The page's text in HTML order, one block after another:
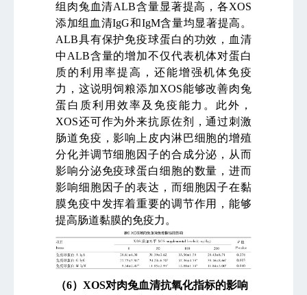
组肉兔血清ALB含量显著提高，各XOS
添加组血清IgG和IgM含量均显著提高。
ALB具有保护免疫球蛋白的功效，血清
中 ALB含量的增加不仅代表机体对蛋白
质的利用率提高，还能增强机体免疫
力，这说明饲粮添加XOS能够改善肉兔
蛋白质利用效率及免疫能力。此外，
XOS还可作为外来抗原佐剂，通过刺激
肠道免疫，影响上皮内淋巴细胞的增殖
分化并调节细胞因子的合成分泌，从而
影响分泌免疫球蛋白细胞的数量，进而
影响细胞因子的表达，而细胞因子在黏
膜免疫中发挥着重要的调节作用，能够
提高肠道黏膜的免疫力。
（6） XOS对肉兔血清抗氧化指标的影响